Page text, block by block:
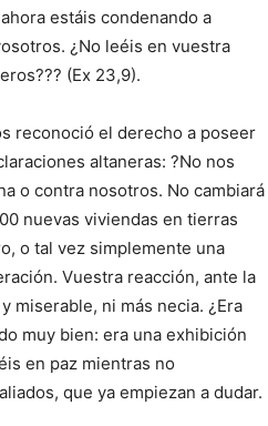
estáis condenando a
¿No leéis en vuestra
(Ex 23,9).
reconoció el derecho a poseer
altaneras: ?No nos
o contra nosotros. No cambiará
nuevas viviendas en tierras
o tal vez simplemente una
Vuestra reacción, ante la
miserable, ni más necia. ¿Era
muy bien: era una exhibición
en paz mientras no
que ya empiezan a dudar.